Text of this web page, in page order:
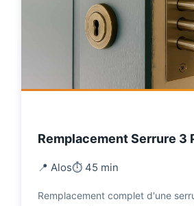
Remplacement Serrure 3
📍 Alos⏱️ 45 min
Remplacement complet d'une